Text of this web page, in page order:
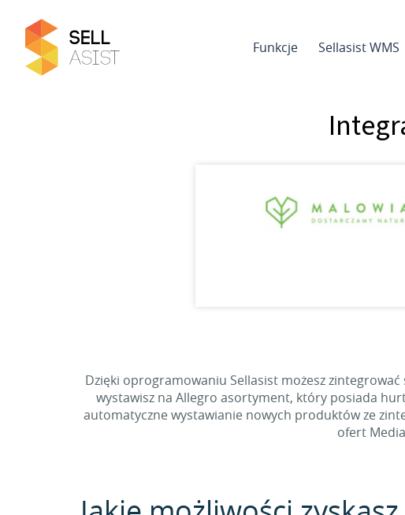
Funkcje Sellasist WMS
Dzięki oprogramowaniu Sellasist możesz
wystawisz na Allegro asortyment, który posiada
automatyczne wystawianie nowych produktów ze
ofert